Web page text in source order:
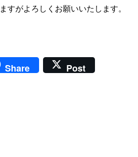
がよろしくお願いいたします。
Share Post